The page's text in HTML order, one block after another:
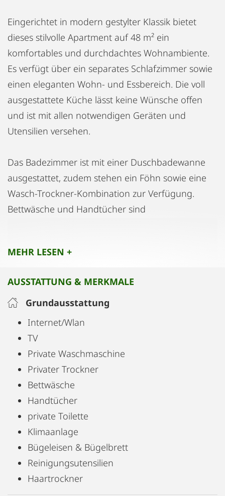
Eingerichtet in modern gestylter Klassik bietet
dieses stilvolle Apartment auf 48 m² ein
komfortables und durchdachtes Wohnambiente.
Es verfügt über ein separates Schlafzimmer sowie
einen eleganten Wohn- und Essbereich. Die voll
ausgestattete Küche lässt keine Wünsche offen
und ist mit allen notwendigen Geräten und
Utensilien versehen.
Das Badezimmer ist mit einer Duschbadewanne
ausgestattet, zudem stehen ein Föhn sowie eine
Wasch-Trockner-Kombination zur Verfügung.
Bettwäsche und Handtücher sind
kann eine zusätzliche Reinigung organisiert
MEHR LESEN +
AUSSTATTUNG & MERKMALE
Grundausstattung
Internet/Wlan
TV
Private Waschmaschine
Privater Trockner
Bettwäsche
Handtücher
private Toilette
Klimaanlage
Bügeleisen & Bügelbrett
Reinigungsutensilien
Haartrockner